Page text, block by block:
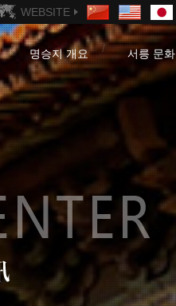
WEBSITE
명승지 개요 서릉 문화